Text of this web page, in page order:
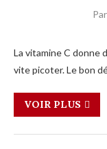
Par
La vitamine C donne
vite picoter. Le bon
VOIR PLUS